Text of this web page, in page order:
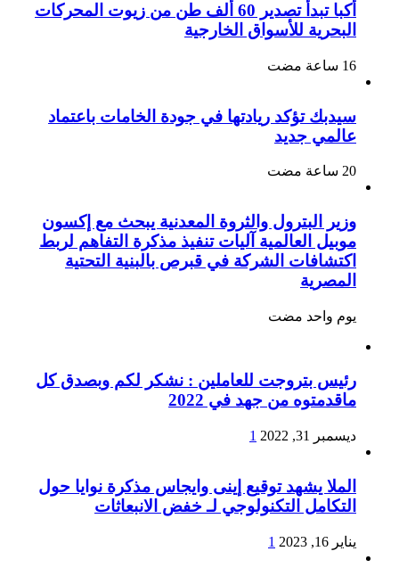
أكبا تبدأ تصدير 60 ألف طن من زيوت المحركات
البحرية للأسواق الخارجية
سيدبك تؤكد ريادتها في جودة الخامات باعتماد
عالمي جديد
وزير البترول والثروة المعدنية يبحث مع إكسون
موبيل العالمية آليات تنفيذ مذكرة التفاهم لربط
اكتشافات الشركة في قبرص بالبنية التحتية
المصرية
‏يوم واحد مضت
رئيس بتروجت للعاملين : نشكر لكم وبصدق كل
ماقدمتوه من جهد في 2022
ديسمبر 31, 2022 1
الملا يشهد توقيع إينى وايجاس مذكرة نوايا حول
التكامل التكنولوجي لـ خفض الانبعاثات
يناير 16, 2023 1